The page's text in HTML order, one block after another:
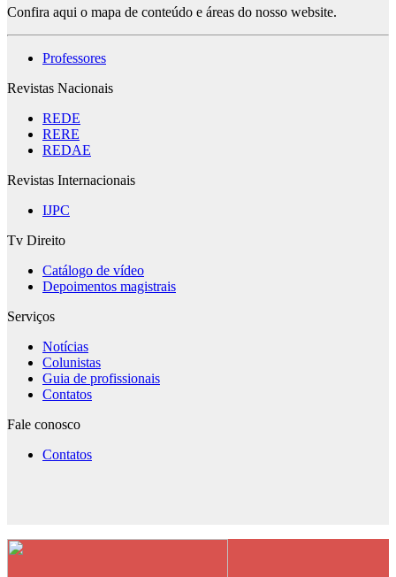
Confira aqui o mapa de conteúdo e áreas do nosso website.
Professores
Revistas Nacionais
REDE
RERE
REDAE
Revistas Internacionais
IJPC
Tv Direito
Catálogo de vídeo
Depoimentos magistrais
Serviços
Notícias
Colunistas
Guia de profissionais
Contatos
Fale conosco
Contatos